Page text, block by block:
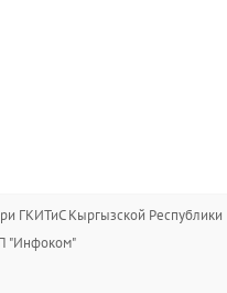
ГКИТиС Кыргызской Республики
"Инфоком"